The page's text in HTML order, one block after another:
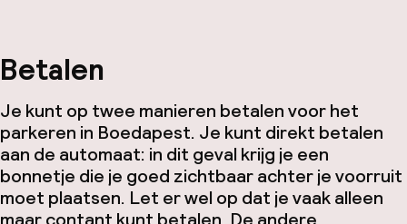
Betalen
Je kunt op twee manieren betalen voor het
parkeren in Boedapest. Je kunt direkt betalen
aan de automaat: in dit geval krijg je een
bonnetje die je goed zichtbaar achter je voorruit
moet plaatsen. Let er wel op dat je vaak alleen